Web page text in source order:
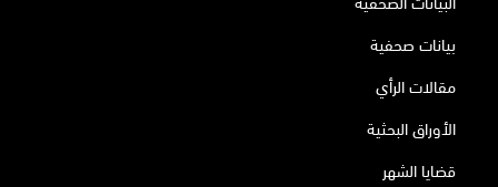
بيانات صحفية
مقالات الرأي
الأوراق البحثية
قضايا الشهر